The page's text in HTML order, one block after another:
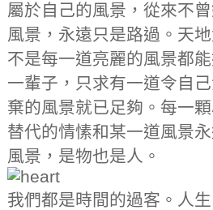
屬於自己的風景，從來不
風景，永遠只是路過。天
不是每一道亮麗的風景都能
一輩子，只求有一道令自
棄的風景就已足夠。每一
替代的情愫和某一道風景
風景，是物也是人。
我們都是時間的過客。人